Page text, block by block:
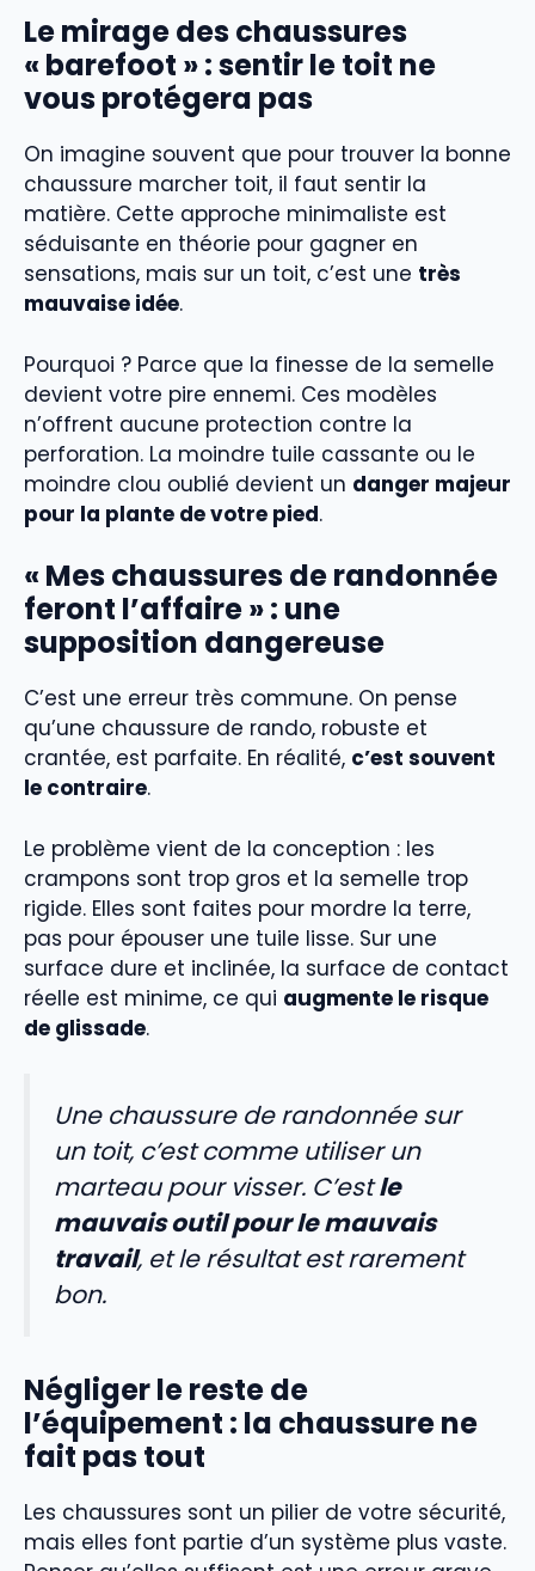
Le mirage des chaussures
« barefoot » : sentir le toit ne
vous protégera pas
On imagine souvent que pour trouver la bonne
chaussure marcher toit, il faut sentir la
matière. Cette approche minimaliste est
séduisante en théorie pour gagner en
sensations, mais sur un toit, c’est une très
mauvaise idée.
Pourquoi ? Parce que la finesse de la semelle
devient votre pire ennemi. Ces modèles
n’offrent aucune protection contre la
perforation. La moindre tuile cassante ou le
moindre clou oublié devient un danger majeur
pour la plante de votre pied.
« Mes chaussures de randonnée
feront l’affaire » : une
supposition dangereuse
C’est une erreur très commune. On pense
qu’une chaussure de rando, robuste et
crantée, est parfaite. En réalité, c’est souvent
le contraire.
Le problème vient de la conception : les
crampons sont trop gros et la semelle trop
rigide. Elles sont faites pour mordre la terre,
pas pour épouser une tuile lisse. Sur une
surface dure et inclinée, la surface de contact
réelle est minime, ce qui augmente le risque
de glissade.
Une chaussure de randonnée sur
un toit, c’est comme utiliser un
marteau pour visser. C’estle
mauvais outil pour le mauvais
travail, et le résultat est rarement
bon.
Négliger le reste de
l’équipement : la chaussure ne
fait pas tout
Les chaussures sont un pilier de votre sécurité,
mais elles font partie d’un système plus vaste.